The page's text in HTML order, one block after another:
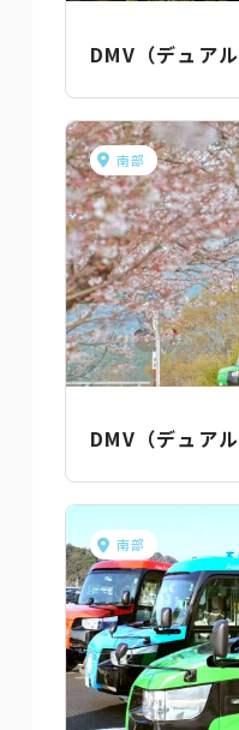
DMV（デュア
南部
DMV（デュア
南部